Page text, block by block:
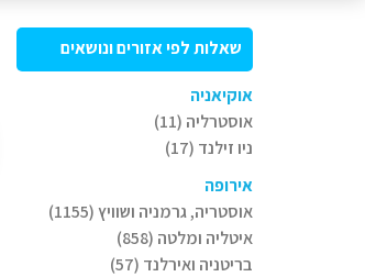
שאלות לפי אזורים ונושאים
אוקיאניה
אוסטרליה (11)
ניו זילנד (17)
אירופה
אוסטריה, גרמניה ושוויץ (1155)
איטליה ומלטה (858)
בריטניה ואירלנד (57)